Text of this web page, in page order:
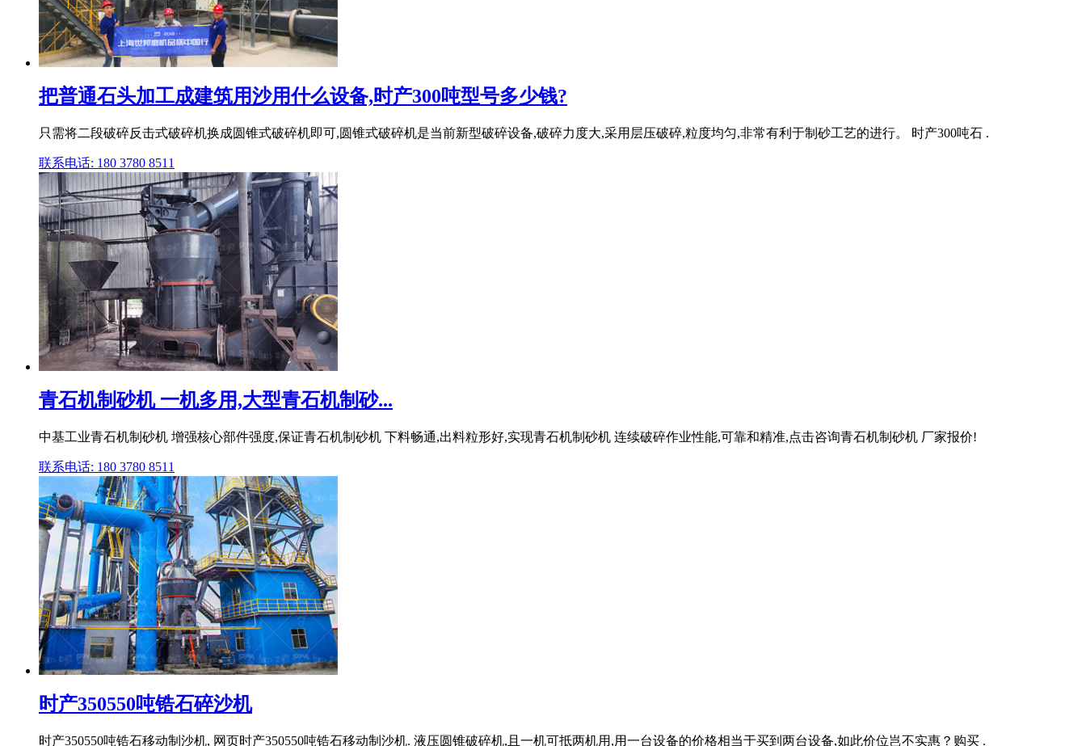
把普通石头加工成建筑用沙用什么设备,时产300吨型号多少钱?
只需将二段破碎反击式破碎机换成圆锥式破碎机即可,圆锥式破碎机是当前新型破碎设备,破碎力度大,采用层压破碎,粒度均匀,非常有利于制砂工艺的进行。 时产300吨石 .
联系电话: 180 3780 8511
青石机制砂机 一机多用,大型青石机制砂...
中基工业青石机制砂机 增强核心部件强度,保证青石机制砂机 下料畅通,出料粒形好,实现青石机制砂机 连续破碎作业性能,可靠和精准,点击咨询青石机制砂机 厂家报价!
联系电话: 180 3780 8511
时产350550吨锆石碎沙机
时产350550吨锆石移动制沙机, 网页时产350550吨锆石移动制沙机. 液压圆锥破碎机,且一机可抵两机用,用一台设备的价格相当于买到两台设备,如此价位岂不实惠？购买 .